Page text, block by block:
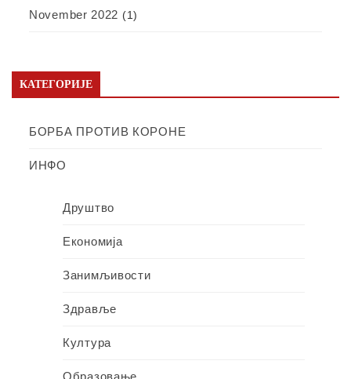
November 2022 (1)
КАТЕГОРИЈЕ
БОРБА ПРОТИВ КОРОНЕ
ИНФО
Друштво
Економија
Занимљивости
Здравље
Култура